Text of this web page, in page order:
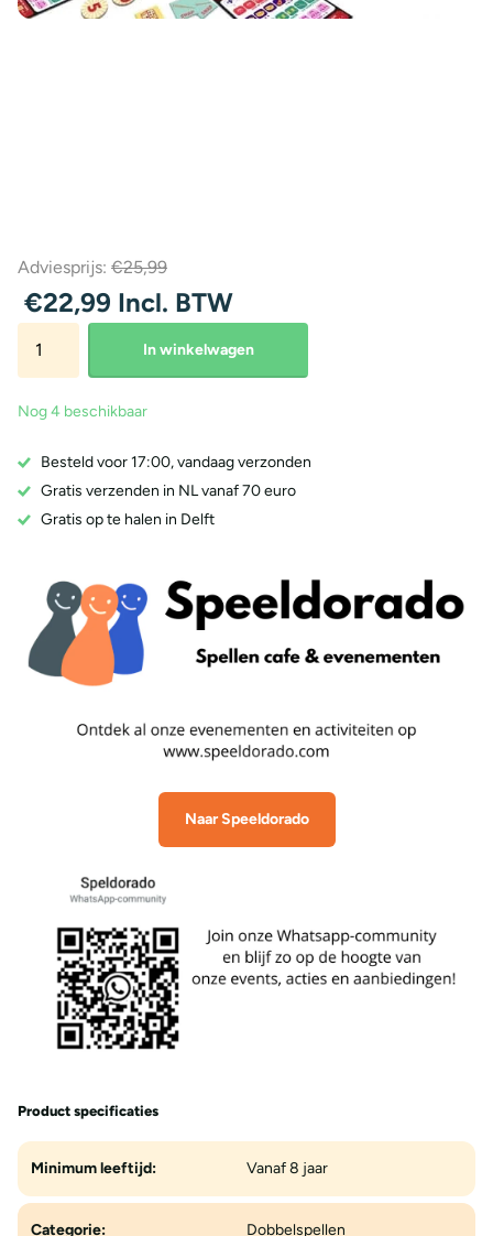
Adviesprijs: €25,99
€22,99 Incl. BTW
In winkelwagen
Nog 4 beschikbaar
Besteld voor 17:00, vandaag verzonden
Gratis verzenden in NL vanaf 70 euro
Gratis op te halen in Delft
Naar Speeldorado
Product specificaties
Minimum leeftijd: Vanaf 8 jaar
Categorie: Dobbelspellen